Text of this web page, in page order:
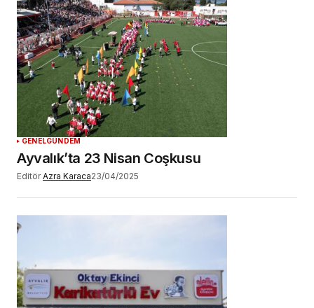
GENELGÜNDEM
Ayvalık’ta 23 Nisan Coşkusu
Editör Azra Karaca23/04/2025